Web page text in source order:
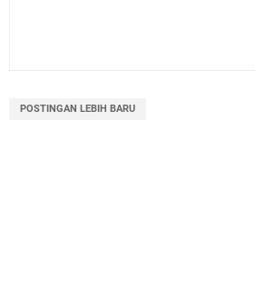
POSTINGAN LEBIH BARU